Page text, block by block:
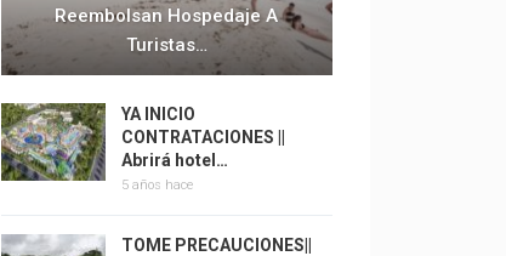
Reembolsan Hospedaje A
Turistas…
YA INICIO
CONTRATACIONES ||
Abrirá hotel…
5 años hace
TOME PRECAUCIONES||